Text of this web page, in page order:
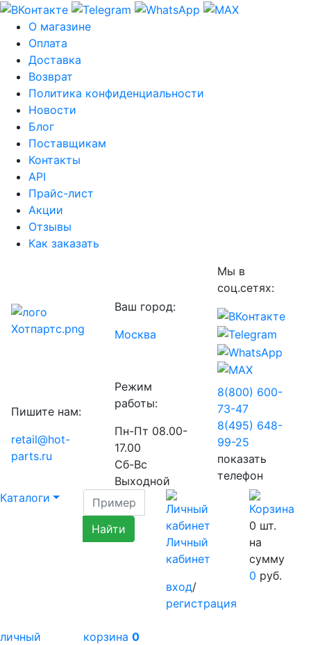
О магазине
Оплата
Доставка
Возврат
Политика конфиденциальности
Новости
Блог
Поставщикам
Контакты
API
Прайс-лист
Акции
Отзывы
Как заказать
Ваш город:
Москва
Мы в
соц.сетях:
Пишите нам:
retail@hot-
parts.ru
Режим
работы:
Пн-Пт 08.00-
17.00
Сб-Вс
Выходной
8(800) 600-
73-47
8(495) 648-
99-25
показать
телефон
Каталоги
Личный
кабинет
вход/
регистрация
0 шт.
на
сумму
0 руб.
личный
корзина 0